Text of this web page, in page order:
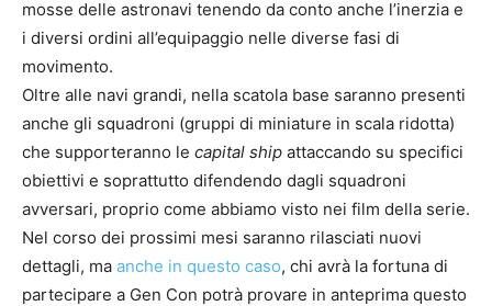
mosse delle astronavi tenendo da conto anche l’inerzia e
i diversi ordini all’equipaggio nelle diverse fasi di
movimento.
Oltre alle navi grandi, nella scatola base saranno presenti
anche gli squadroni (gruppi di miniature in scala ridotta)
che supporteranno le capital ship attaccando su specifici
obiettivi e soprattutto difendendo dagli squadroni
avversari, proprio come abbiamo visto nei film della serie.
Nel corso dei prossimi mesi saranno rilasciati nuovi
dettagli, ma anche in questo caso, chi avrà la fortuna di
partecipare a Gen Con potrà provare in anteprima questo